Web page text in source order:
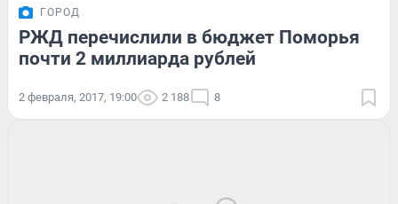
ГОРОД
РЖД перечислили в бюджет Поморья
почти 2 миллиарда рублей
2 февраля, 2017, 19:00 2 188 8